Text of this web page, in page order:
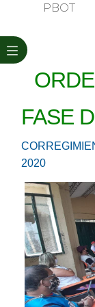
PBOT
FASE
2020